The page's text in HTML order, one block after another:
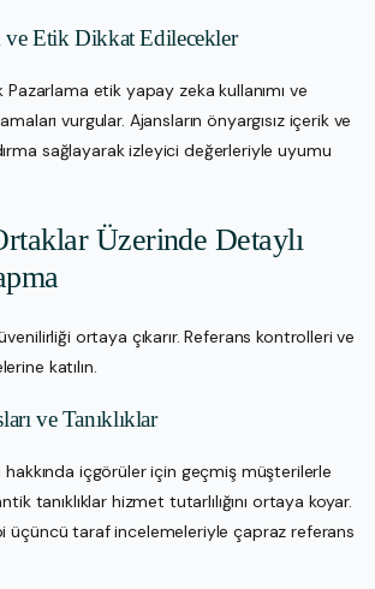
Etik Dikkat Edilecekler
etik yapay zeka kullanımı ve
vurgular. Ajansların önyargısız içerik ve
sağlayarak izleyici değerleriyle uyumu
Üzerinde Detaylı
ortaya çıkarır. Referans kontrolleri ve
katılın.
ve Tanıklıklar
içgörüler için geçmiş müşterilerle
tanıklıklar hizmet tutarlılığını ortaya koyar.
üçüncü taraf incelemeleriyle çapraz referans